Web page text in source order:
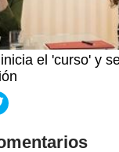
el 'curso' y